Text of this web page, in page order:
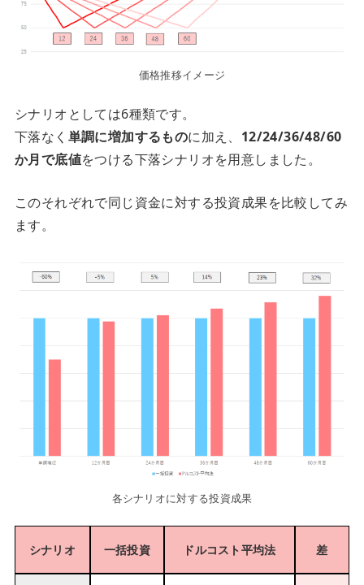
価格推移イメージ
シナリオとしては6種類です。
下落なく 単調に増加するものに加え、 12/24/36/48/60
か月で底値をつける下落シナリオを用意しました。
このそれぞれで同じ資金に対する投資成果を比較してみ
ます。
各シナリオに対する投資成果
シナリオ 一括投資 ドルコスト平均法 差